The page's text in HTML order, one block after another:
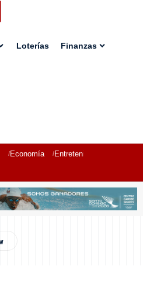
Loterías Finanzas
Economía Entretenimiento